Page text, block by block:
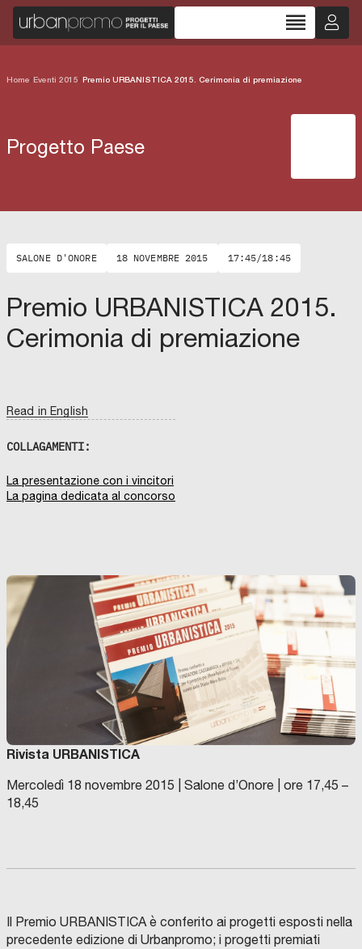
reorder
Home/Eventi 2015/Premio URBANISTICA 2015. Cerimonia di premiazione
Progetto Paese
SALONE D'ONORE 18 NOVEMBRE 2015 17:45/18:45
Premio URBANISTICA 2015.
Cerimonia di premiazione
Read in English
COLLAGAMENTI:
La presentazione con i vincitori
La pagina dedicata al concorso
Rivista URBANISTICA
Mercoledì 18 novembre 2015 | Salone d’Onore | ore 17,45 –
18,45
Il Premio URBANISTICA è conferito ai progetti esposti nella
precedente edizione di Urbanpromo; i progetti premiati